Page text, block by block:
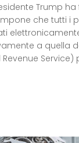
Trump ha
che tutti i
a quella